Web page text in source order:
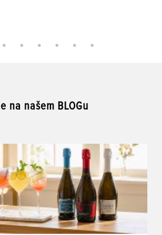
na našem BLOGu